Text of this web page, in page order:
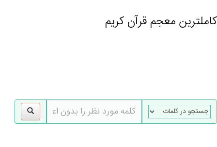
کاملترین معجم قرآن کریم